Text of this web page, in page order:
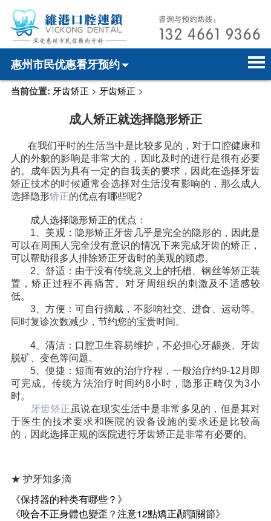
惠州市民优惠看牙预约
首页home page
hospital introduction
医师介绍doctor introduction
医疗新闻medical news
种植牙dental implant
箍牙orthodontics
收费标准
就医指引contact us
电话预约
WhatsApp预约
当前位置: 牙齿矫正 > 牙齿矫正 >
成人矫正就选择隐形矫正
在我们平时的生活当中是比较多见的，对于口腔健康和
人的外貌的影响是非常大的，因此及时的进行是很有必要
的。成年因为具有一定的自我美的要求，因此在选择牙齿
矫正技术的时候通常会选择对生活没有影响的，那么成人
选择隐形矫正的优点有哪些呢?
成人选择隐形矫正的优点：
1、美观：隐形矫正牙齿几乎是完全的隐形的，因此是
可以在周围人完全没有意识的情况下来完成牙齿的矫正，
可以帮助很多人排除矫正牙齿时的美观的顾虑。
2、舒适：由于没有传统意义上的托槽、钢丝等矫正装
置，矫正过程不再痛苦。对牙周组织的刺激及不适感较
低。
3、方便：可自行摘戴，不影响社交、进食、运动等。
同时复诊次数减少，节约您的宝贵时间。
4、清洁：口腔卫生容易维护，不必担心牙龈炎、牙齿
脱矿、变色等问题。
5、便捷：短而有效的治疗疗程，一般治疗约9-12月即
可完成。传统方法治疗时间约8小时，隐形正畸仅为3小
时。
牙齿矫正 虽说在现实生活中是非常多见的，但是其对
于医生的技术要求和医院的设备设施的要求还是比较高
的，因此选择正规的医院进行牙齿矫正是非常有必要的。
★ 护牙知多滴
《保持器的种类有哪些？》
《咬合不正身體也變歪？注意12點矯正顳顎關節》